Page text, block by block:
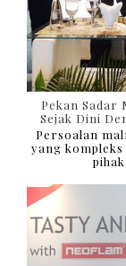
Pekan Sadar
Sejak Dini
Persoalan
yang